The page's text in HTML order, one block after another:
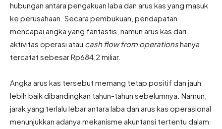
hubungan antara pengakuan laba dan arus kas yang masuk
ke perusahaan. Secara pembukuan, pendapatan
mencapai angka yang fantastis, namun arus kas dari
aktivitas operasi atau cash flow from operationshanya
tercatat sebesar Rp684,2 miliar.
Angka arus kas tersebut memang tetap positif dan jauh
lebih baik dibandingkan tahun-tahun sebelumnya. Namun,
jarak yang terlalu lebar antara laba dan arus kas operasional
menunjukkan adanya mekanisme akuntansi tertentu dalam